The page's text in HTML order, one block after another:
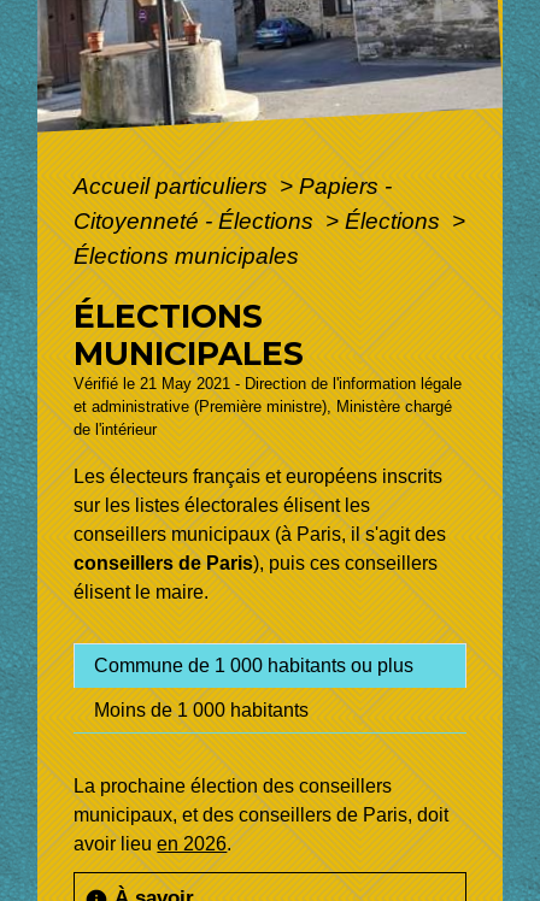
Accueil particuliers> Papiers -
Citoyenneté - Élections> Élections>
Élections municipales
ÉLECTIONS
MUNICIPALES
Vérifié le 21 May 2021 - Direction de l'information légale
et administrative (Première ministre), Ministère chargé
de l'intérieur
Les électeurs français et européens inscrits
sur les listes électorales élisent les
conseillers municipaux (à Paris, il s'agit des
conseillers de Paris), puis ces conseillers
élisent le maire.
Commune de 1 000 habitants ou plus
Moins de 1 000 habitants
La prochaine élection des conseillers
municipaux, et des conseillers de Paris, doit
avoir lieuen 2026.